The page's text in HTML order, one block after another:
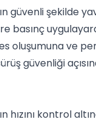
güvenli şekilde
oluşumuna ve
güvenliği
kontrol